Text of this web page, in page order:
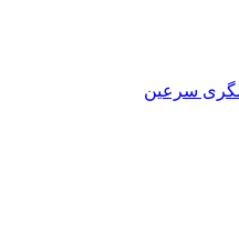
سرعین